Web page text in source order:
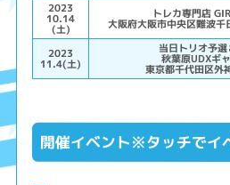
2023
10.14
(土)
トレカ専門店
大阪府大阪市中央区難波
2023
11.4(土)
当日トリオ予
秋葉原UDXギ
東京都千代田区外
開催イベント※タッチでイ